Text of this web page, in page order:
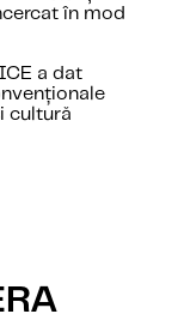
în mod
a dat
cultură